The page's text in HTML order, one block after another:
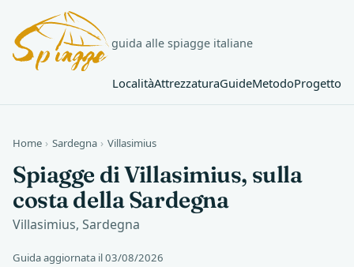
guida alle spiagge italiane
LocalitàAttrezzaturaGuideMetodoProgetto
Home › Sardegna › Villasimius
Spiagge di Villasimius, sulla
costa della Sardegna
Villasimius, Sardegna
Guida aggiornata il 03/08/2026